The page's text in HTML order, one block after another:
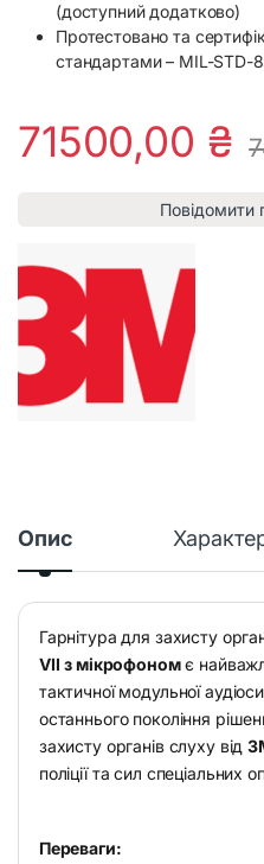
(доступний додатково)
Протестовано та
стандартами – MIL-STD-
71500,00 ₴
Повідомити
Опис
Гарнітура для захисту
VII з мікрофономє
тактичної модульної
останнього покоління
захисту органів слуху від
поліції та сил спеціальних
Переваги: